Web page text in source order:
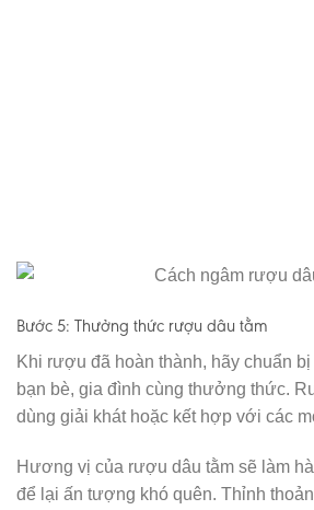
Bước 5: Thưởng thức rượu dâu tằm
Khi rượu đã hoàn thành, hãy chuẩn
bạn bè, gia đình cùng thưởng thức.
dùng giải khát hoặc kết hợp với các
Hương vị của rượu dâu tằm sẽ làm
để lại ấn tượng khó quên. Thỉnh